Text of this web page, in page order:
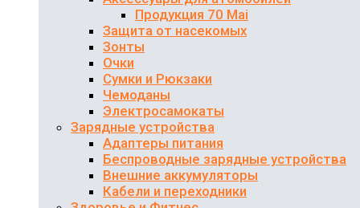
Продукция 70 Mai
Защита от насекомых
Зонты
Очки
Сумки и Рюкзаки
Чемоданы
Электросамокаты
Зарядные устройства
Адаптеры питания
Беспроводные зарядные устройства
Внешние аккумуляторы
Кабели и переходники